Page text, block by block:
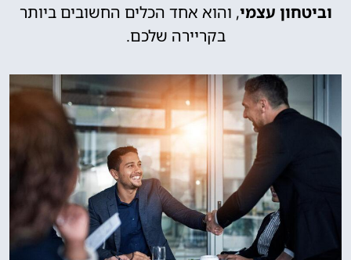
וביטחון עצמי, והוא אחד הכלים החשובים ביותר
בקריירה שלכם.